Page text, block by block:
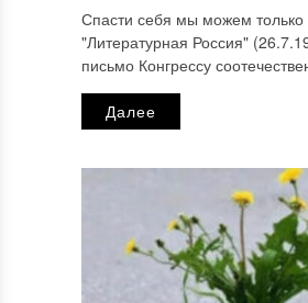
Спасти себя мы можем только
"Литературная Россия"
письмо Конгрессу
Далее